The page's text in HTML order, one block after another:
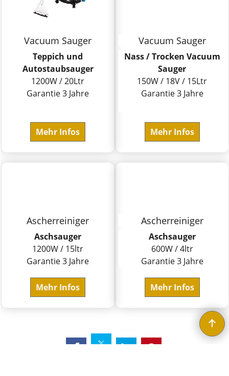
Vacuum Sauger
Teppich und
Autostaubsauger
1200W / 20Ltr
Garantie 3 Jahre
Mehr Infos
Vacuum Sauger
Nass / Trocken Vacuum
Sauger
150W / 18V / 15Ltr
Garantie 3 Jahre
Mehr Infos
Ascherreiniger
Aschsauger
1200W / 15ltr
Garantie 3 Jahre
Mehr Infos
Ascherreiniger
Aschsauger
600W / 4ltr
Garantie 3 Jahre
Mehr Infos